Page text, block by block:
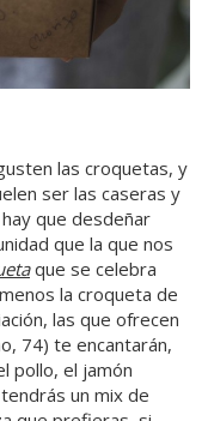
las croquetas, y
ser las caseras y
que desdeñar
que la que nos
que se celebra
la croqueta de
las que ofrecen
74) te encantarán,
pollo, el jamón
un mix de